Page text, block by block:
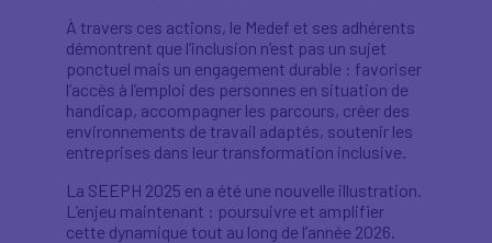
À travers ces actions, le Medef et ses adhérents
démontrent que l’inclusion n’est pas un sujet
ponctuel mais un engagement durable : favoriser
l’accès à l’emploi des personnes en situation de
handicap, accompagner les parcours, créer des
environnements de travail adaptés, soutenir les
entreprises dans leur transformation inclusive.
La SEEPH 2025 en a été une nouvelle illustration.
L’enjeu maintenant : poursuivre et amplifier
cette dynamique tout au long de l’année 2026.